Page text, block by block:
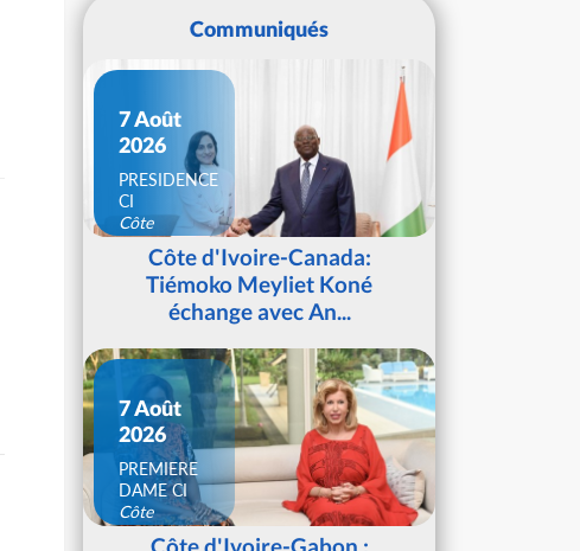
Communiqués
7 Août
2026
PRESIDENCE
CI
Côte
d'IvoireCôte d'Ivoire-Canada:
Tiémoko Meyliet Koné
échange avec An...
7 Août
2026
PREMIERE
DAME CI
Côte
d'Ivoire